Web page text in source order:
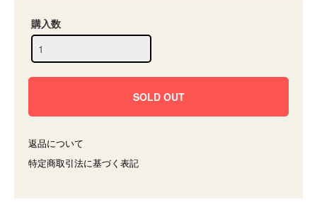
購入数
返品について
特定商取引法に基づく表記